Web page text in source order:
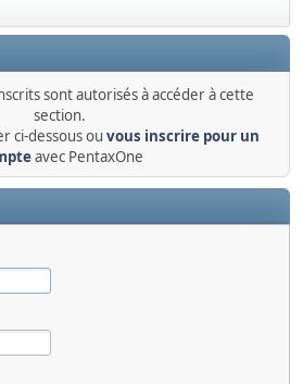
sont autorisés à accéder à cette
section.
ci-dessous ou vous inscrire pour un
avec PentaxOne